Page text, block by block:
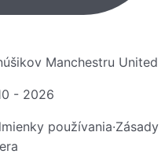
Manchestru United
- 2026
používania·Zásady